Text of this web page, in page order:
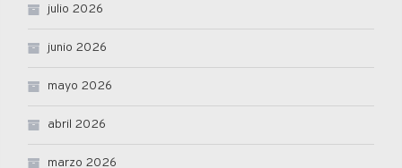
julio 2026
junio 2026
mayo 2026
abril 2026
marzo 2026